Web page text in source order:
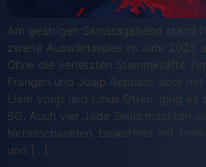
Am gestrigen Samstagabend stand
zweite Auswärtsspiel im Jahr 2025
Ohne die verletzten Stammkräfte
Frangen und Josip Repusic, aber mit
Liam Voigt und Linus Otten, ging es
SG. Auch vier Jade Seals machten
Nebelschwaden, bewaffnet mit
und […]